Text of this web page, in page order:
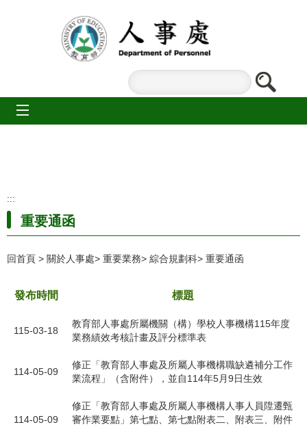
:::
重要通函
回首頁 關於人事處 重要業務 綜合規劃科 重要通函
發布時間 標題
115-03-18
教育部人事處所屬機關（構）學校人事機構115年度
業務績效考核計畫及評分標準表
114-05-09
修正「教育部人事處及所屬人事機構職缺遴補分工作
業流程」（含附件），並自114年5月9日生效
114-05-09
修正「教育部人事處及所屬人事機構人事人員陞遷甄
審作業要點」第七點、第七點附表二、附表三、附件